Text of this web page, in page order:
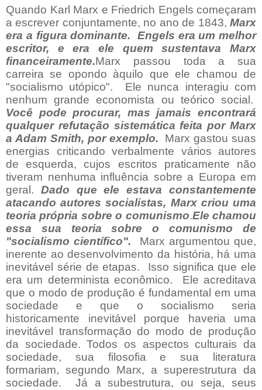
Quando Karl Marx e Friedrich Engels começaram
a escrever conjuntamente, no ano de 1843, Marx
era a figura dominante.
Engels era um melhor
escritor, e era ele quem sustentava Marx
financeiramente.Marx passou toda a sua
carreira se opondo àquilo que ele chamou de
"socialismo utópico".
Ele nunca interagiu com
nenhum grande economista ou teórico social.
Você pode procurar, mas jamais encontrará
qualquer refutação sistemática feita por Marx
a Adam Smith, por exemplo.
Marx gastou suas
energias criticando verbalmente vários autores
de esquerda, cujos escritos praticamente não
tiveram nenhuma influência sobre a Europa em
geral. Dado que ele estava constantemente
atacando autores socialistas, Marx criou uma
teoria própria sobre o comunismo.Ele chamou
essa sua teoria sobre o comunismo de
"socialismo científico".
Marx argumentou que,
inerente ao desenvolvimento da história, há uma
inevitável série de etapas.
Isso significa que ele
era um determinista econômico.
Ele acreditava
que o modo de produção é fundamental em uma
sociedade e que o socialismo seria
historicamente inevitável porque haveria uma
inevitável transformação do modo de produção
da sociedade. Todos os aspectos culturais da
sociedade, sua filosofia e sua literatura
formariam, segundo Marx, a superestrutura da
sociedade.
Já a subestrutura, ou seja, seus